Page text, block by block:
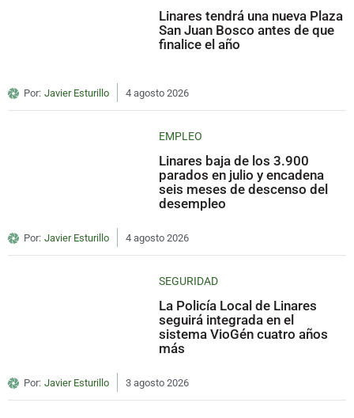
Linares tendrá una nueva Plaza
San Juan Bosco antes de que
finalice el año
Por: Javier Esturillo 4 agosto 2026
EMPLEO
Linares baja de los 3.900
parados en julio y encadena
seis meses de descenso del
desempleo
Por: Javier Esturillo 4 agosto 2026
SEGURIDAD
La Policía Local de Linares
seguirá integrada en el
sistema VioGén cuatro años
más
Por: Javier Esturillo 3 agosto 2026